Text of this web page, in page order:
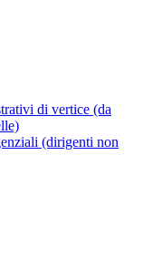
di vertice (da
(dirigenti non